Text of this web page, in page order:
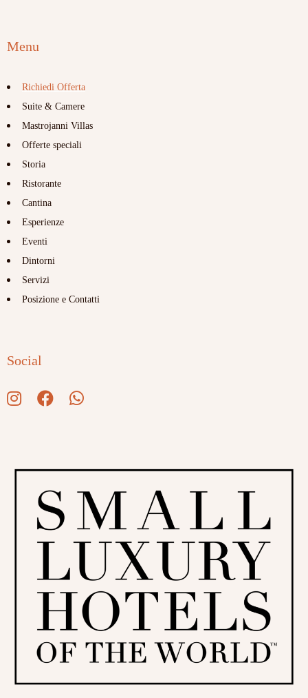
Menu
Richiedi Offerta
Suite & Camere
Mastrojanni Villas
Offerte speciali
Storia
Ristorante
Cantina
Esperienze
Eventi
Dintorni
Servizi
Posizione e Contatti
Social